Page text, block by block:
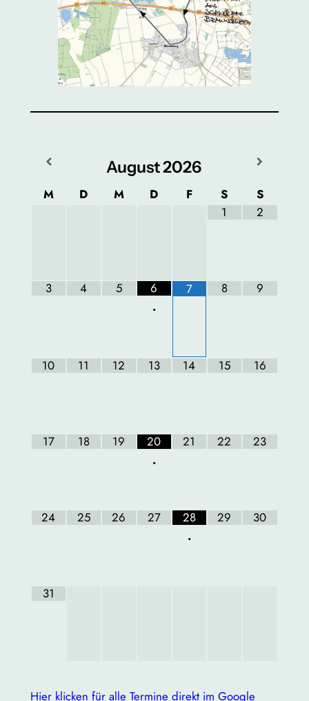
August2026
M D M D F S
S
1
2
3 4 5
6
•
7 8 9
10 11 12 13 14 15 16
17 18 19
20
•
21 22 23
24 25 26 27
28
•
29 30
31
Hier klicken für alle Termine direkt im Google